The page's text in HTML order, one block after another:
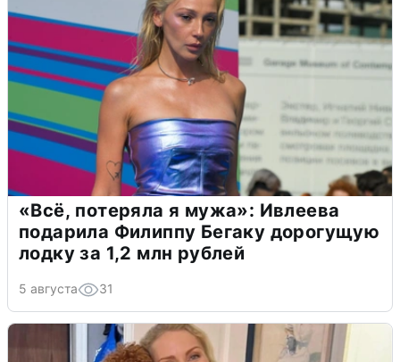
«Всё, потеряла я мужа»: Ивлеева
подарила Филиппу Бегаку дорогущую
лодку за 1,2 млн рублей
5 августа 31